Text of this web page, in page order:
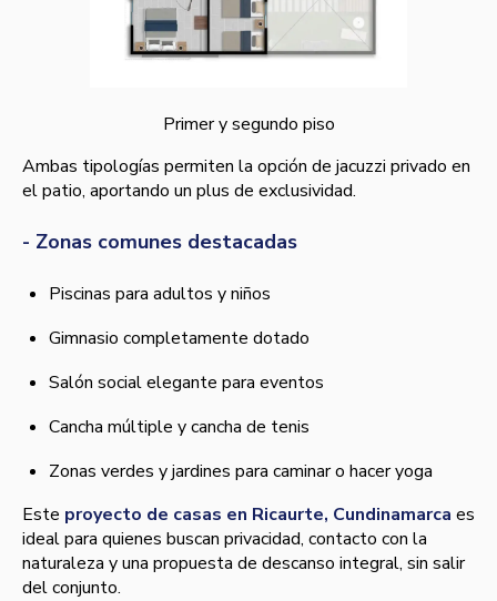
Primer y segundo piso
Ambas tipologías permiten la opción de jacuzzi privado en
el patio, aportando un plus de exclusividad.
- Zonas comunes destacadas
Piscinas para adultos y niños
Gimnasio completamente dotado
Salón social elegante para eventos
Cancha múltiple y cancha de tenis
Zonas verdes y jardines para caminar o hacer yoga
Este proyecto de casas en Ricaurte, Cundinamarca es
ideal para quienes buscan privacidad, contacto con la
naturaleza y una propuesta de descanso integral, sin salir
del conjunto.